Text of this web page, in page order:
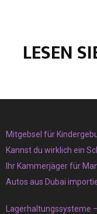
LESEN
Mitgebsel für
Kannst du wirklich ein
Ihr Kammerjäger für
Autos aus Dubai
Lagerhaltungssysteme